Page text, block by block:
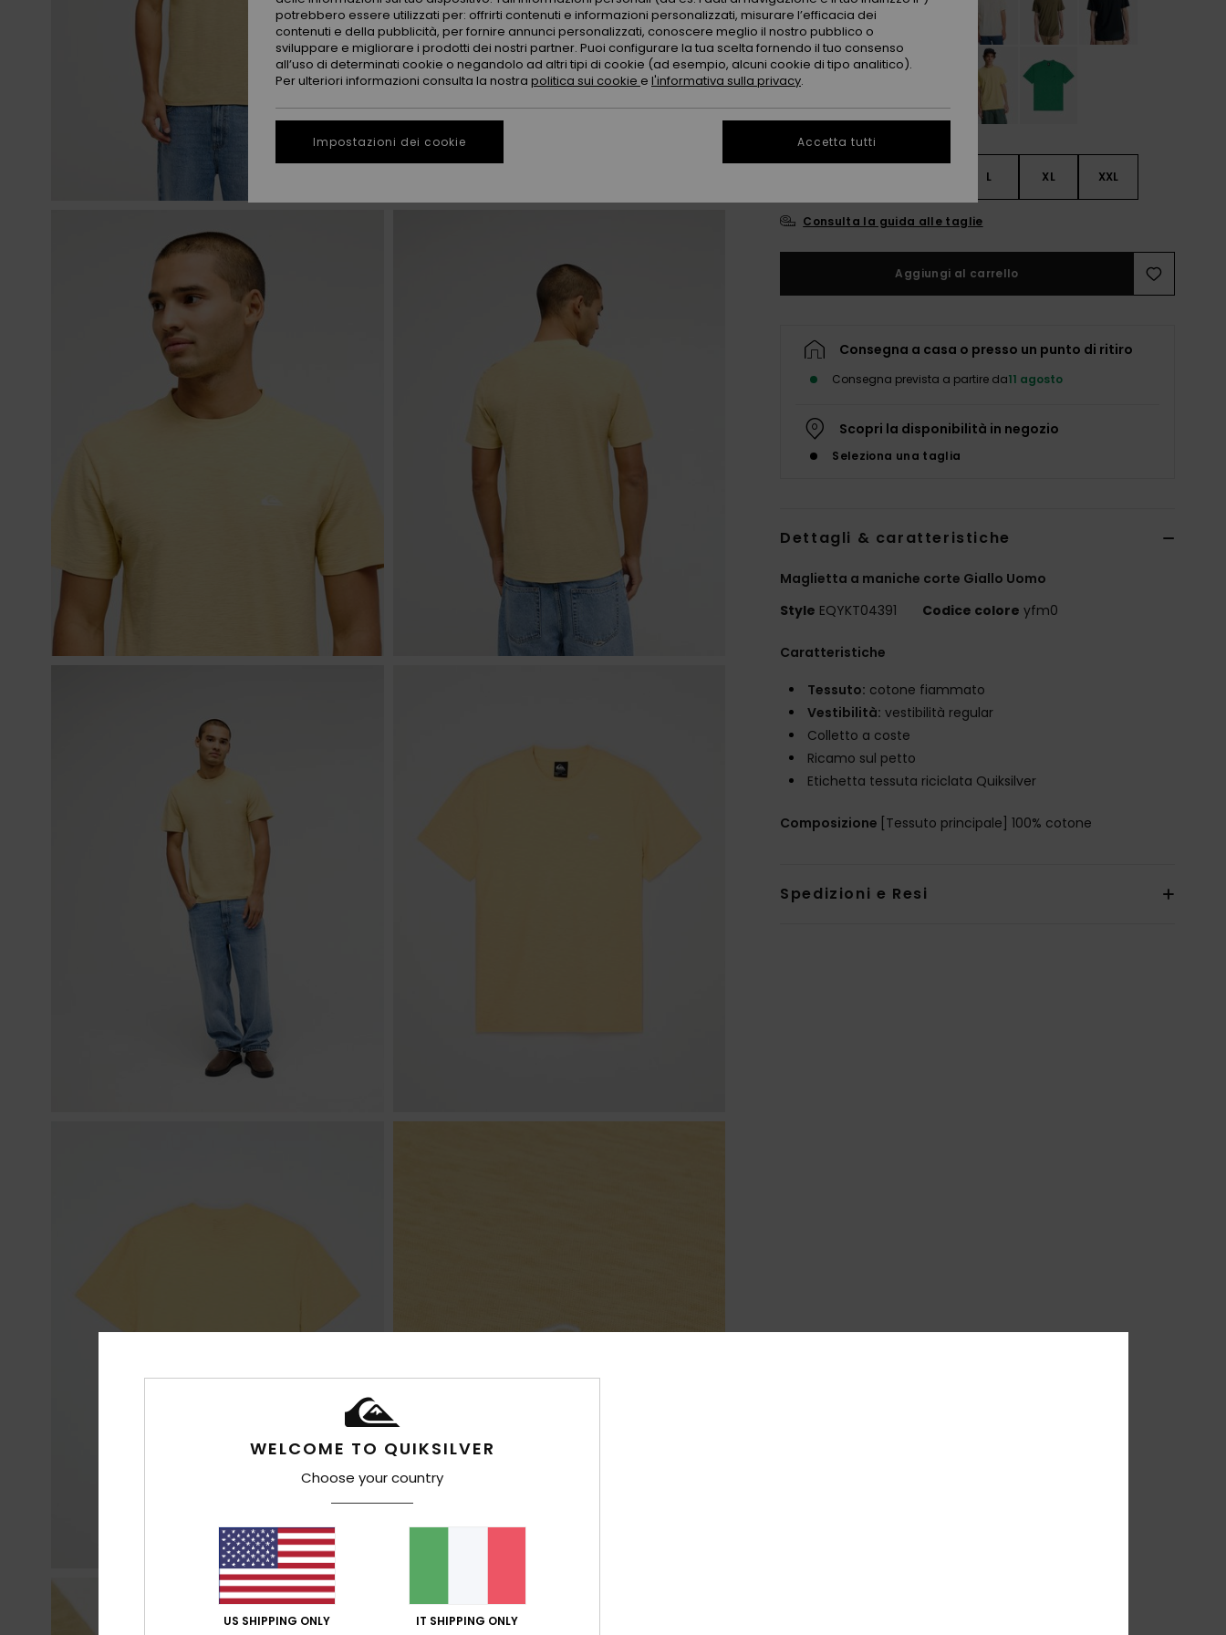
L XL XXL
Consulta la guida alle taglie
Aggiungi al carrello
Consegna a casa o presso un punto di ritiro
Consegna prevista a partire da11 agosto
Scopri la disponibilità in negozio
Seleziona una taglia
Dettagli & caratteristiche
Maglietta a maniche corte Giallo Uomo
Style EQYKT04391 Codice colore yfm0
Caratteristiche
Tessuto: cotone fiammato
Vestibilità: vestibilità regular
Colletto a coste
Ricamo sul petto
Etichetta tessuta riciclata Quiksilver
Composizione [Tessuto principale] 100% cotone
Spedizioni e Resi
WELCOME TO QUIKSILVER
Choose your country
US SHIPPING ONLY IT SHIPPING ONLY
potrebbero essere utilizzati per: offrirti contenuti e informazioni personalizzati, misurare l’efficacia dei
contenuti e della pubblicità, per fornire annunci personalizzati, conoscere meglio il nostro pubblico o
sviluppare e migliorare i prodotti dei nostri partner. Puoi configurare la tua scelta fornendo il tuo consenso
all’uso di determinati cookie o negandolo ad altri tipi di cookie (ad esempio, alcuni cookie di tipo analitico).
Per ulteriori informazioni consulta la nostra politica sui cookie e l'informativa sulla privacy.
Impostazioni dei cookie Accetta tutti